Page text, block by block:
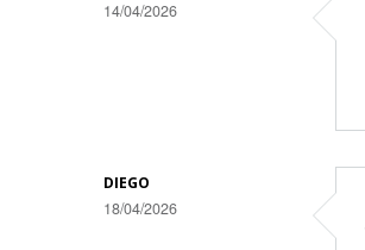
14/04/2026
DIEGO
18/04/2026